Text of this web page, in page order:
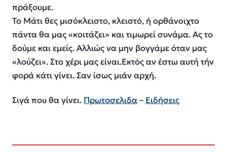
πράξουμε.
Το Μάτι θες μισόκλειστο, κλειστό, ή ορθάνοιχτο
πάντα θα μας «κοιτάζει» και τιμωρεί συνάμα. Ας το
δούμε και εμείς. Αλλιώς να μην βογγάμε όταν μας
«λούζει». Στο χέρι μας είναι.Εκτός αν έστω αυτή τήν
φορά κάτι γίνει. Σαν ίσως μιάν αρχή.
Σιγά που θα γίνει. Πρωτοσελιδα– Ειδήσεις